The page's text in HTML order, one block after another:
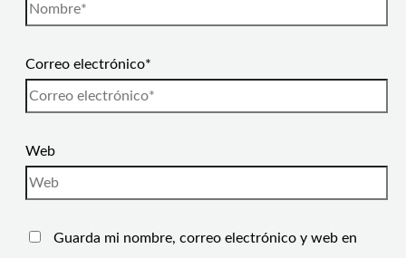
Correo electrónico*
Web
Guarda mi nombre, correo electrónico y web en